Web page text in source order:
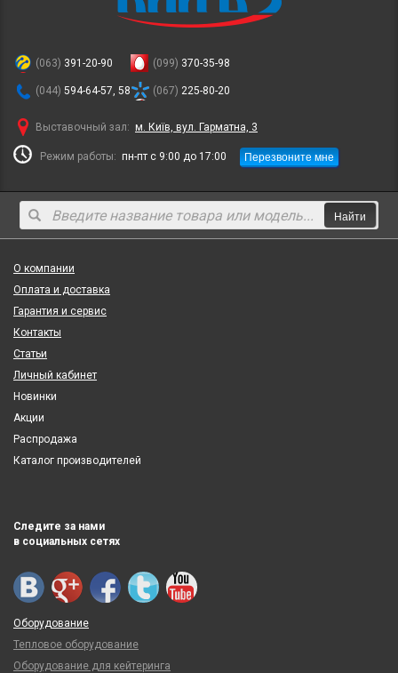
(063) 391-20-90
(044) 594-64-57, 58
(099) 370-35-98
(067) 225-80-20
Выставочный зал: м. Київ, вул. Гарматна, 3
Режим работы: пн-пт с 9:00 до 17:00 Перезвоните мне
Найти
О компании
Оплата и доставка
Гарантия и сервис
Контакты
Статьи
Личный кабинет
Новинки
Акции
Распродажа
Каталог производителей
Следите за нами
в социальных сетях
Оборудование
Тепловое оборудование
Оборудование для кейтеринга